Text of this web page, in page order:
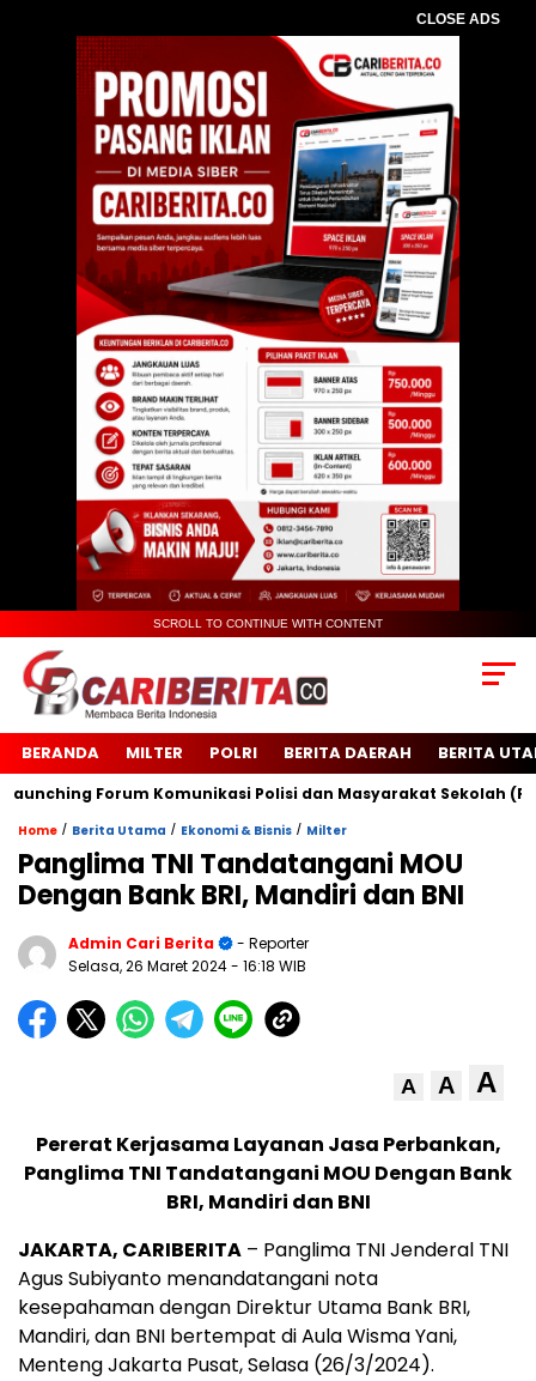
CLOSE ADS
SCROLL TO CONTINUE WITH CONTENT
BERANDA MILTER POLRI BERITA DAERAH BERITA
Forum Komunikasi Polisi dan Masyarakat Sekolah (FKPMS)
Home / Berita Utama / Ekonomi & Bisnis / Milter
Panglima TNI Tandatangani MOU
Dengan Bank BRI, Mandiri dan BNI
Admin Cari Berita
- Reporter
Selasa, 26 Maret 2024- 16:18 WIB
A A A
Pererat Kerjasama Layanan Jasa Perbankan,
Panglima TNI Tandatangani MOU Dengan Bank
BRI, Mandiri dan BNI
JAKARTA, CARIBERITA – Panglima TNI Jenderal TNI
Agus Subiyanto menandatangani nota
kesepahaman dengan Direktur Utama Bank BRI,
Mandiri, dan BNI bertempat di Aula Wisma Yani,
Menteng Jakarta Pusat, Selasa (26/3/2024).